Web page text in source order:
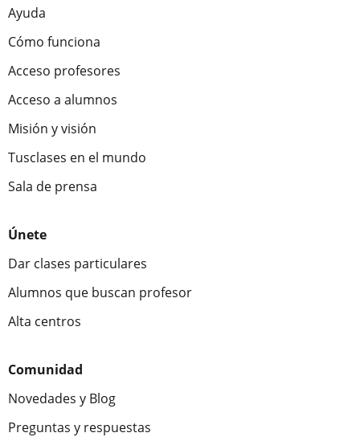
Ayuda
Cómo funciona
Acceso profesores
Acceso a alumnos
Misión y visión
Tusclases en el mundo
Sala de prensa
Únete
Dar clases particulares
Alumnos que buscan profesor
Alta centros
Comunidad
Novedades y Blog
Preguntas y respuestas